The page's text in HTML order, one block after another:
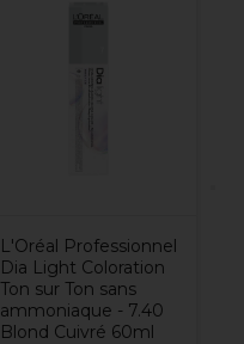
L'Oréal Professionnel
Dia Light Coloration
Ton sur Ton sans
ammoniaque - 7.40
Blond Cuivré 60ml